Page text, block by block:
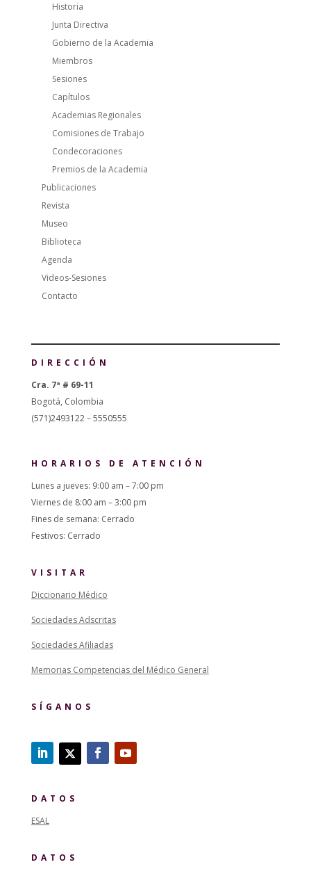
Historia
Junta Directiva
Gobierno de la Academia
Miembros
Sesiones
Capítulos
Academias Regionales
Comisiones de Trabajo
Condecoraciones
Premios de la Academia
Publicaciones
Revista
Museo
Biblioteca
Agenda
Videos-Sesiones
Contacto
DIRECCIÓN
Cra. 7ª # 69-11
Bogotá, Colombia
(571)2493122 – 5550555
HORARIOS DE ATENCIÓN
Lunes a jueves: 9:00 am – 7:00 pm
Viernes de 8:00 am – 3:00 pm
Fines de semana: Cerrado
Festivos: Cerrado
VISITAR
Diccionario Médico
Sociedades Adscritas
Sociedades Afiliadas
Memorias Competencias del Médico General
SÍGANOS
DATOS
ESAL
DATOS